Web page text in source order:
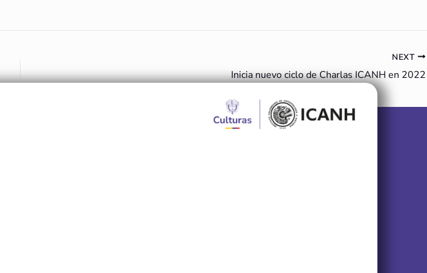
NEXT
Inicia nuevo ciclo de Charlas ICANH en 2022